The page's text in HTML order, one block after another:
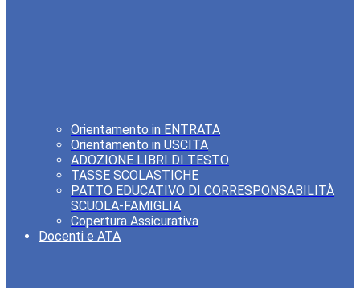
Orientamento in ENTRATA
Orientamento in USCITA
ADOZIONE LIBRI DI TESTO
TASSE SCOLASTICHE
PATTO EDUCATIVO DI CORRESPONSABILITÀ
SCUOLA-FAMIGLIA
Copertura Assicurativa
Docenti e ATA